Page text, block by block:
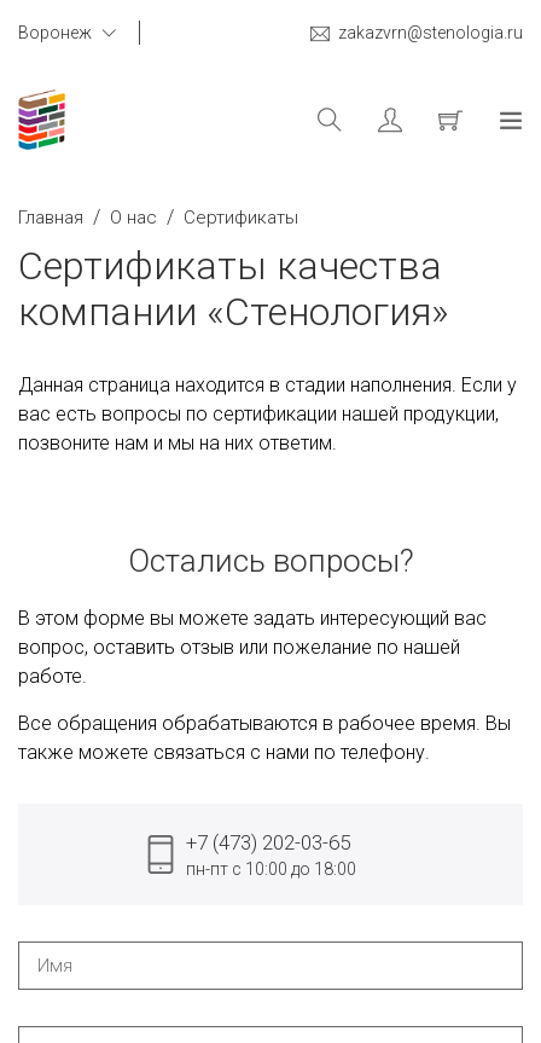
Воронеж zakazvrn@stenologia.ru
Главная / О нас / Сертификаты
Сертификаты качества
компании «Стенология»
Данная страница находится в стадии наполнения. Если у
вас есть вопросы по сертификации нашей продукции,
позвоните нам и мы на них ответим.
Остались вопросы?
В этом форме вы можете задать интересующий вас
вопрос, оставить отзыв или пожелание по нашей
работе.
Все обращения обрабатываются в рабочее время. Вы
также можете связаться с нами по телефону.
+7 (473) 202-03-65
пн-пт с 10:00 до 18:00